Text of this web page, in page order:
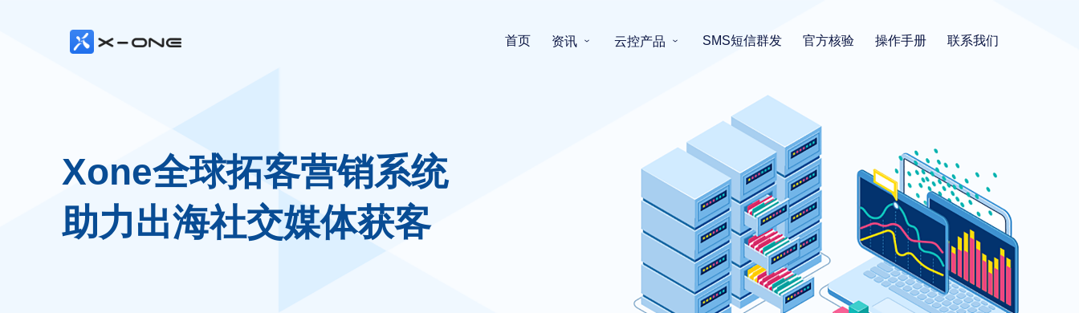
首页 资讯 云控产品 SMS短信群发 官方核验 操作手册 联系我们
Xone全球拓客营销系统
助力出海社交媒体获客